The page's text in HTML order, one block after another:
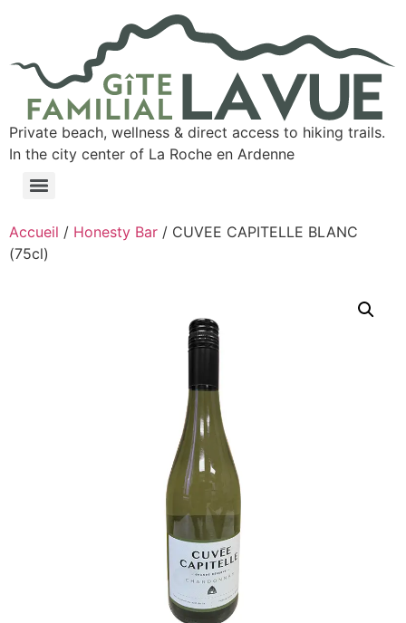
Private beach, wellness & direct access to hiking trails.
In the city center of La Roche en Ardenne
Accueil / Honesty Bar / CUVEE CAPITELLE BLANC
(75cl)